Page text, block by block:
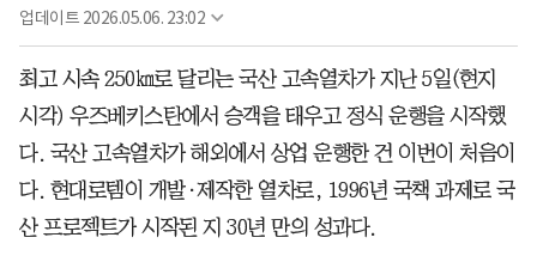
업데이트 2026.05.06. 23:02
최고 시속 250㎞로 달리는 국산 고속열차가 지난 5일(현지
시각) 우즈베키스탄에서 승객을 태우고 정식 운행을 시작했
다. 국산 고속열차가 해외에서 상업 운행한 건 이번이 처음이
다. 현대로템이 개발·제작한 열차로, 1996년 국책 과제로 국
산 프로젝트가 시작된 지 30년 만의 성과다.